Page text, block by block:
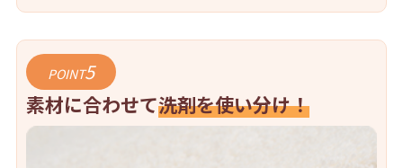
POINT5
素材に合わせて洗剤を使い分け！